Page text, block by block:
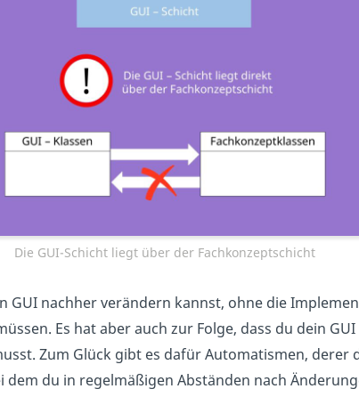
Die GUI-Schicht liegt über der Fachkonzeptschicht
GUI nachher verändern kannst, ohne die
Es hat aber auch zur Folge, dass du dein
Zum Glück gibt es dafür Automatismen, derer
dem du in regelmäßigen Abständen nach